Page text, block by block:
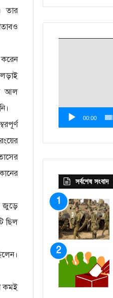
তার
লড়াই
আল
জুড়ে
ছিল
কমই
00:00
সর্বশেষ সংবাদ